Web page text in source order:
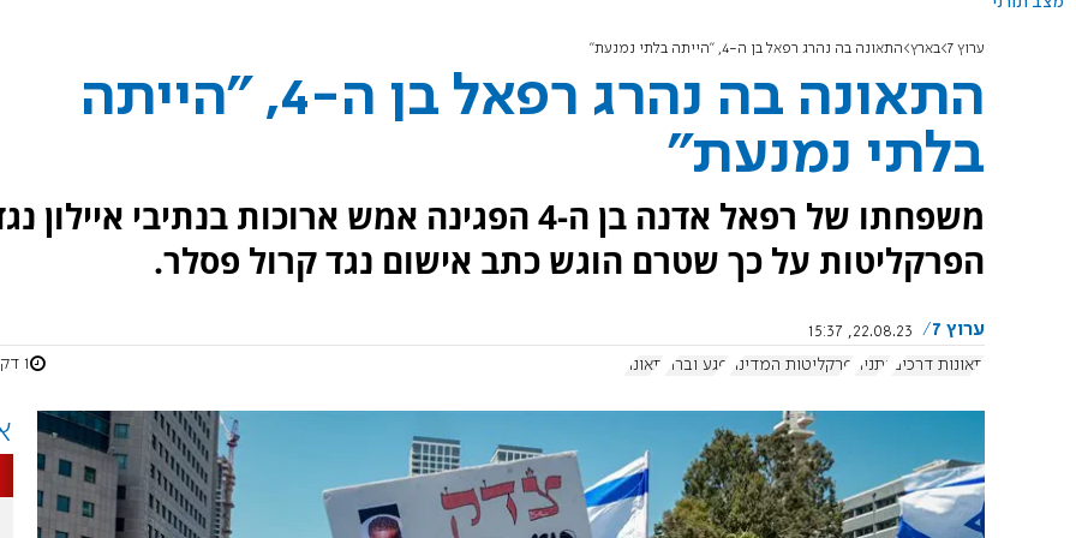
ערוץ 7 בארץ התאונה בה נהרג רפאל בן ה-4, "הייתה בלתי נמנעת"
התאונה בה נהרג רפאל בן ה-4, "הייתה
בלתי נמנעת"
משפחתו של רפאל אדנה בן ה-4 הפגינה אמש ארוכות בנתיבי איילון
הפרקליטות על כך שטרם הוגש כתב אישום נגד קרול פסלר.
ערוץ 7
22.08.23, 15:37
תאונות דרכים נתניה פרקליטות המדינה פגע וברח תאונה 1 דקות